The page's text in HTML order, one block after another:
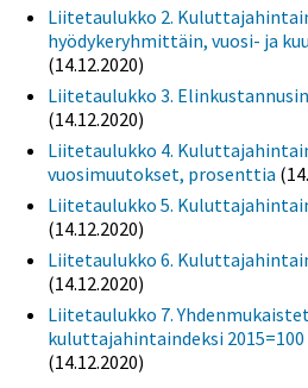
Liitetaulukko 2.
hyödykeryhmittäin, vuosi- ja
(14.12.2020)
Liitetaulukko 3.
(14.12.2020)
Liitetaulukko 4.
vuosimuutokset, prosenttia
Liitetaulukko 5.
(14.12.2020)
Liitetaulukko 6.
(14.12.2020)
Liitetaulukko 7.
kuluttajahintaindeksi
(14.12.2020)